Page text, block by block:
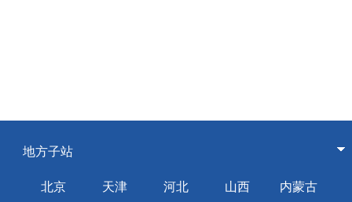
地方子站
北京 天津 河北 山西
内蒙古